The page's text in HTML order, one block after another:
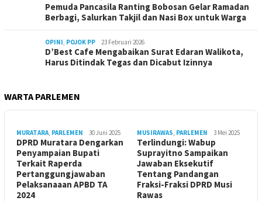
Pemuda Pancasila Ranting Bobosan Gelar Ramadan
Berbagi, Salurkan Takjil dan Nasi Box untuk Warga
OPINI, POJOK PP 23 Februari 2026
D’Best Cafe Mengabaikan Surat Edaran Walikota,
Harus Ditindak Tegas dan Dicabut Izinnya
WARTA PARLEMEN
MURATARA, PARLEMEN 30 Juni 2025
DPRD Muratara Dengarkan
Penyampaian Bupati
Terkait Raperda
Pertanggungjawaban
Pelaksanaaan APBD TA
2024
MUSIRAWAS, PARLEMEN 3 Mei 2025
Terlindungi: Wabup
Suprayitno Sampaikan
Jawaban Eksekutif
Tentang Pandangan
Fraksi-Fraksi DPRD Musi
Rawas